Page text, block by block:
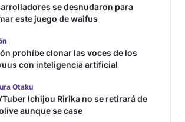
se desnudaron para
este juego de waifus
prohíbe clonar las voces de los
con inteligencia artificial
Otaku
Ichijou Ririka no se retirará de
aunque se case